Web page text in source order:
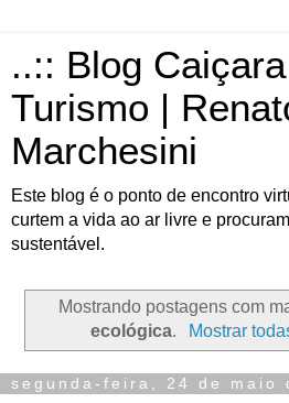
..:: Blog
Turismo |
Marchesini
Este blog é o ponto de encontro
curtem a vida ao ar livre e
sustentável.
Mostrando postagens com
ecológica. Mostrar
segunda-feira, 24 de maio